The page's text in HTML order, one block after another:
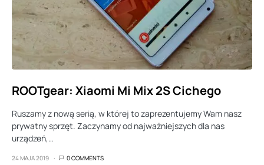
ROOTgear: Xiaomi Mi Mix 2S Cichego
Ruszamy z nową serią, w której to zaprezentujemy Wam nasz
prywatny sprzęt. Zaczynamy od najważniejszych dla nas
urządzeń,…
24 MAJA 2019 0 COMMENTS